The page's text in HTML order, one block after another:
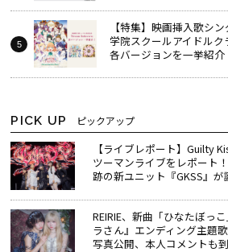
【特集】映画挿入歌シ
学院スクールアイドルク
各バージョンを一挙紹介
PICK UP ピックアップ
【ライブレポート】Guilty
ツーマンライブをレポート
跡の新ユニット『GKSS』が
REIRIE、新曲「ひなたぼっ
ラさん』エンディング主題
写真公開、本人コメントも